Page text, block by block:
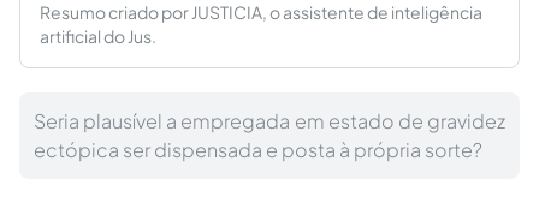
Resumo criado por JUSTICIA, o assistente de inteligência
artificial do Jus.
Seria plausível a empregada em estado de gravidez
ectópica ser dispensada e posta à própria sorte?